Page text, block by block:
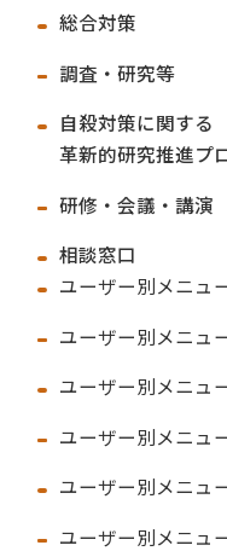
総合対策
調査・研究等
自殺対策に関する
革新的研究推進プ
研修・会議・講演
相談窓口
ユーザー別メニュ
ユーザー別メニュ
ユーザー別メニュ
ユーザー別メニュ
ユーザー別メニュ
ユーザー別メニュ